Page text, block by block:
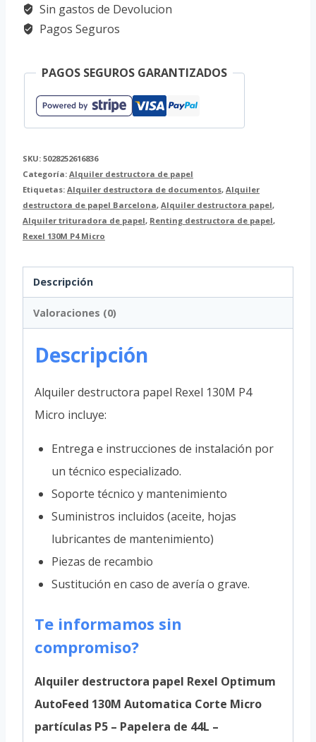
Sin gastos de Devolucion
Pagos Seguros
PAGOS SEGUROS GARANTIZADOS
SKU: 5028252616836
Categoría: Alquiler destructora de papel
Etiquetas: Alquiler destructora de documentos, Alquiler
destructora de papel Barcelona, Alquiler destructora papel,
Alquiler trituradora de papel, Renting destructora de papel,
Rexel 130M P4 Micro
Descripción
Valoraciones (0)
Descripción
Alquiler destructora papel Rexel 130M P4
Micro incluye:
Entrega e instrucciones de instalación por
un técnico especializado.
Soporte técnico y mantenimiento
Suministros incluidos (aceite, hojas
lubricantes de mantenimiento)
Piezas de recambio
Sustitución en caso de avería o grave.
Te informamos sin
compromiso?
Alquiler destructora papel Rexel Optimum
AutoFeed 130M Automatica Corte Micro
partículas P5 – Papelera de 44L –